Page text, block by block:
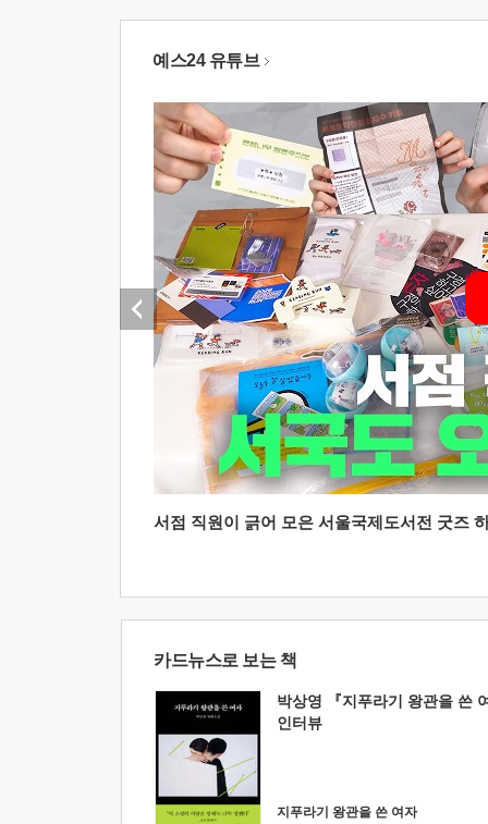
예스24 유튜브
서점 직원이 긁어 모은 서울국제도서전 굿즈
카드뉴스로 보는 책
박상영 『지푸라기 왕관을 쓴
인터뷰
지푸라기 왕관을 쓴 여자